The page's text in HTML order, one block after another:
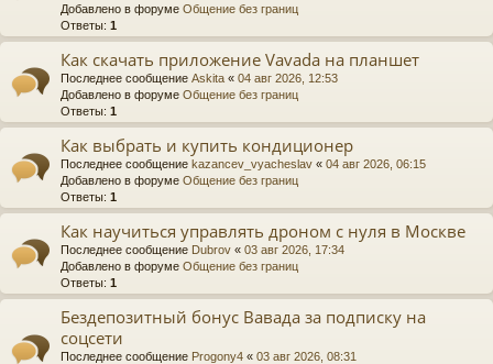
Добавлено в форуме Общение без границ
Ответы: 1
Как скачать приложение Vavada на планшет
Последнее сообщение Askita « 04 авг 2026, 12:53
Добавлено в форуме Общение без границ
Ответы: 1
Как выбрать и купить кондиционер
Последнее сообщение kazancev_vyacheslav « 04 авг 2026, 06:15
Добавлено в форуме Общение без границ
Ответы: 1
Как научиться управлять дроном с нуля в Москве
Последнее сообщение Dubrov « 03 авг 2026, 17:34
Добавлено в форуме Общение без границ
Ответы: 1
Бездепозитный бонус Вавада за подписку на
соцсети
Последнее сообщение Progony4 « 03 авг 2026, 08:31